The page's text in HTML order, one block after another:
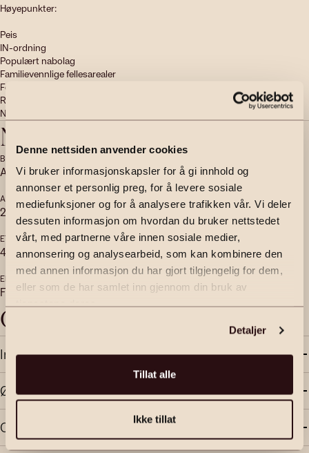
Denne nettsiden anvender cookies
Vi bruker informasjonskapsler for å gi innhold og
annonser et personlig preg, for å levere sosiale
mediefunksjoner og for å analysere trafikken vår. Vi deler
dessuten informasjon om hvordan du bruker nettstedet
vårt, med partnerne våre innen sosiale medier,
annonsering og analysearbeid, som kan kombinere den
med annen informasjon du har gjort tilgjengelig for dem,
eller som de har samlet inn gjennom din bruk av
tjenestene deres.
Detaljer
Tillat alle
Ikke tillat
Høyepunkter:
Peis
IN-ordning
Populært nabolag
Familievennlige fellesarealer
Felles varmtvann, TV og bredbånd
Rehabilitert baderom og soilrør i regi av BRL.
Nytt kjøkken fra 2022 med integrerte hvitevarer
Nøkkelinfo
BOLIGTYPE
Andelsleilighet Andel
ANTALL SOVEROM
2
ANTALL BAD
1
ETASJE
4
BYGGEÅR
1893
ENERGIMERKING
F - Rød
TOMTEAREAL
1344.4 m 2 (eiet)
Objektbeskrivelse
Innhold og standard
Økonomi
Område